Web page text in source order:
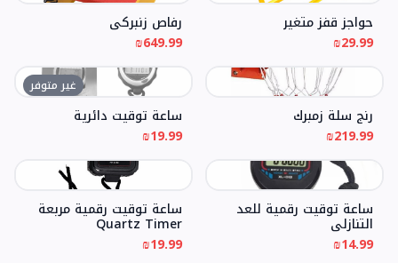
حواجز قفز متغير
₪29.99
رفاص زنبركي
₪649.99
رنج سلة زمبرك
₪219.99
غير متوفر
ساعة توقيت دائرية
₪19.99
ساعة توقيت رقمية للعد
التنازلي
₪14.99
ساعة توقيت رقمية مربعة
Quartz Timer
₪19.99